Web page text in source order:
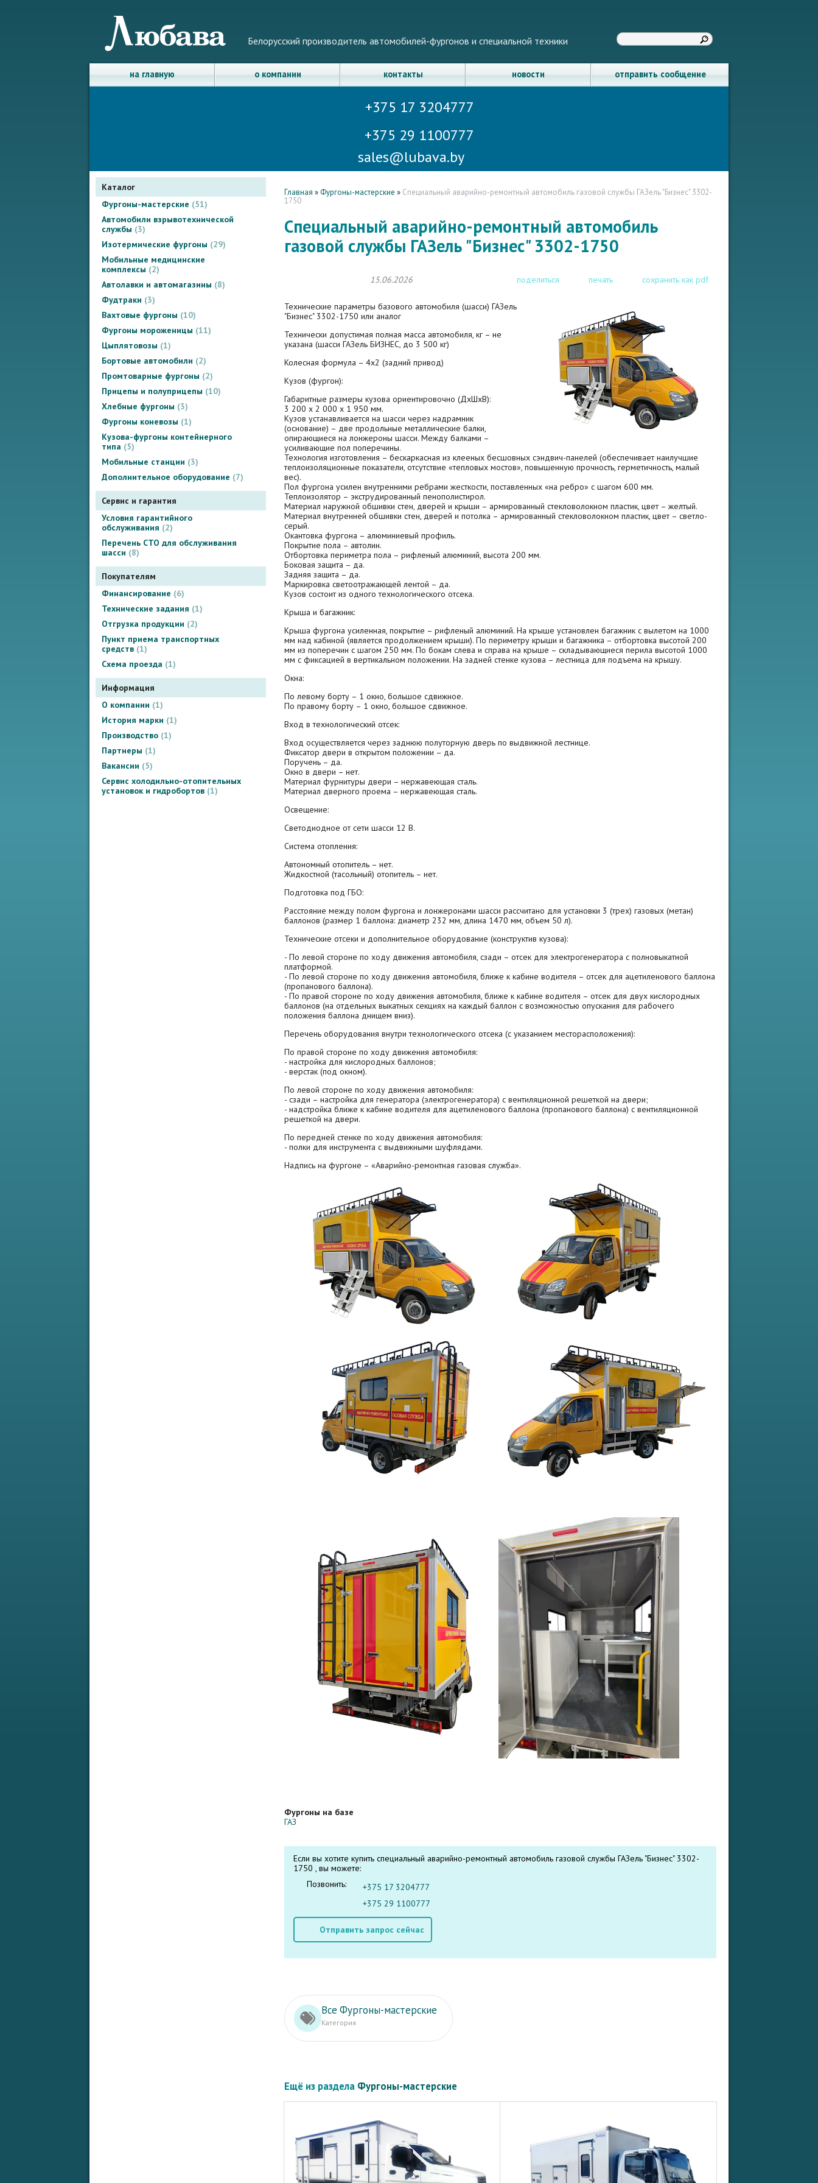
Белорусский производитель автомобилей-фургонов и специальной техники
на главную о компании контакты новости отправить сообщение
+375 17 3204777
+375 29 1100777
sales@lubava.by
Каталог
Фургоны-мастерские
51
Автомобили взрывотехнической
службы
3
Изотермические фургоны
29
Мобильные медицинские
комплексы
2
Автолавки и автомагазины
8
Фудтраки
3
Вахтовые фургоны 10
Фургоны мороженицы 11
Цыплятовозы 1
Бортовые автомобили
2
Промтоварные фургоны
2
Прицепы и полуприцепы 10
Хлебные фургоны
3
Фургоны коневозы 1
Кузова-фургоны контейнерного
типа
5
Мобильные станции
3
Дополнительное оборудование
7
Сервис и гарантия
Условия гарантийного
обслуживания
2
Перечень СТО для обслуживания
шасси
8
Покупателям
Финансирование
6
Технические задания 1
Отгрузка продукции
2
Пункт приема транспортных
средств 1
Схема проезда 1
Информация
О компании 1
История марки 1
Производство 1
Партнеры 1
Вакансии
5
Сервис холодильно-отопительных
установок и гидробортов 1
Главная »Фургоны-мастерские » Специальный аварийно-ремонтный автомобиль газовой службы ГАЗель "Бизнес" 3302-
1750
Специальный аварийно-ремонтный автомобиль
газовой службы ГАЗель "Бизнес" 3302-1750
15.06.2026 поделиться печать сохранить как pdf
Технические параметры базового автомобиля (шасси) ГАЗель
"Бизнес" 3302-1750 или аналог
Технически допустимая полная масса автомобиля, кг – не
указана (шасси ГАЗель БИЗНЕС, до 3 500 кг)
Колесная формула – 4х2 (задний привод)
Кузов (фургон):
Габаритные размеры кузова ориентировочно (ДхШхВ):
3 200 х 2 000 х 1 950 мм.
Кузов устанавливается на шасси через надрамник
(основание) – две продольные металлические балки,
опирающиеся на лонжероны шасси. Между балками –
усиливающие пол поперечины.
Технология изготовления – бескаркасная из клееных бесшовных сэндвич-панелей (обеспечивает наилучшие
теплоизоляционные показатели, отсутствие «тепловых мостов», повышенную прочность, герметичность, малый
вес).
Пол фургона усилен внутренними ребрами жесткости, поставленных «на ребро» с шагом 600 мм.
Теплоизолятор – экструдированный пенополистирол.
Материал наружной обшивки стен, дверей и крыши – армированный стекловолокном пластик, цвет – желтый.
Материал внутренней обшивки стен, дверей и потолка – армированный стекловолокном пластик, цвет – светло-
серый.
Окантовка фургона – алюминиевый профиль.
Покрытие пола – автолин.
Отбортовка периметра пола – рифленый алюминий, высота 200 мм.
Боковая защита – да.
Задняя защита – да.
Маркировка светоотражающей лентой – да.
Кузов состоит из одного технологического отсека.
Крыша и багажник:
Крыша фургона усиленная, покрытие – рифленый алюминий. На крыше установлен багажник с вылетом на 1000
мм над кабиной (является продолжением крыши). По периметру крыши и багажника – отбортовка высотой 200
мм из поперечин с шагом 250 мм. По бокам слева и справа на крыше – складывающиеся перила высотой 1000
мм с фиксацией в вертикальном положении. На задней стенке кузова – лестница для подъема на крышу.
Окна:
По левому борту – 1 окно, большое сдвижное.
По правому борту – 1 окно, большое сдвижное.
Вход в технологический отсек:
Вход осуществляется через заднюю полуторную дверь по выдвижной лестнице.
Фиксатор двери в открытом положении – да.
Поручень – да.
Окно в двери – нет.
Материал фурнитуры двери – нержавеющая сталь.
Материал дверного проема – нержавеющая сталь.
Освещение:
Светодиодное от сети шасси 12 В.
Система отопления:
Автономный отопитель – нет.
Жидкостной (тасольный) отопитель – нет.
Подготовка под ГБО:
Расстояние между полом фургона и лонжеронами шасси рассчитано для установки 3 (трех) газовых (метан)
баллонов (размер 1 баллона: диаметр 232 мм, длина 1470 мм, объем 50 л).
Технические отсеки и дополнительное оборудование (конструктив кузова):
- По левой стороне по ходу движения автомобиля, сзади – отсек для электрогенератора с полновыкатной
платформой.
- По левой стороне по ходу движения автомобиля, ближе к кабине водителя – отсек для ацетиленового баллона
(пропанового баллона).
- По правой стороне по ходу движения автомобиля, ближе к кабине водителя – отсек для двух кислородных
баллонов (на отдельных выкатных секциях на каждый баллон с возможностью опускания для рабочего
положения баллона днищем вниз).
Перечень оборудования внутри технологического отсека (с указанием месторасположения):
По правой стороне по ходу движения автомобиля:
- настройка для кислородных баллонов;
- верстак (под окном).
По левой стороне по ходу движения автомобиля:
- сзади – настройка для генератора (электрогенератора) с вентиляционной решеткой на двери;
- надстройка ближе к кабине водителя для ацетиленового баллона (пропанового баллона) с вентиляционной
решеткой на двери.
По передней стенке по ходу движения автомобиля:
- полки для инструмента с выдвижными шуфлядами.
Надпись на фургоне – «Аварийно-ремонтная газовая служба».
Фургоны на базе
ГАЗ
Если вы хотите купить специальный аварийно-ремонтный автомобиль газовой службы ГАЗель "Бизнес" 3302-
1750 , вы можете:
Позвонить:
+375 17 3204777
+375 29 1100777
Отправить запрос сейчас
Все Фургоны-мастерские
Категория
Ещё из раздела Фургоны-мастерские